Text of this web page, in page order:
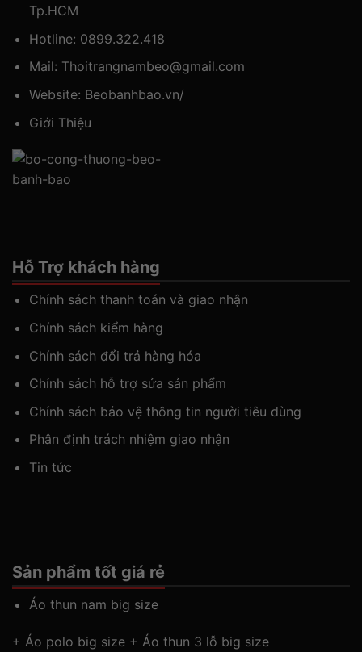
Tp.HCM
Hotline: 0899.322.418
Mail: Thoitrangnambeo@gmail.com
Website: Beobanhbao.vn/
Giới Thiệu
Hỗ Trợ khách hàng
Chính sách thanh toán và giao nhận
Chính sách kiểm hàng
Chính sách đổi trả hàng hóa
Chính sách hỗ trợ sửa sản phẩm
Chính sách bảo vệ thông tin người tiêu dùng
Phân định trách nhiệm giao nhận
Tin tức
Sản phẩm tốt giá rẻ
Áo thun nam big size
+ Áo polo big size + Áo thun 3 lỗ big size